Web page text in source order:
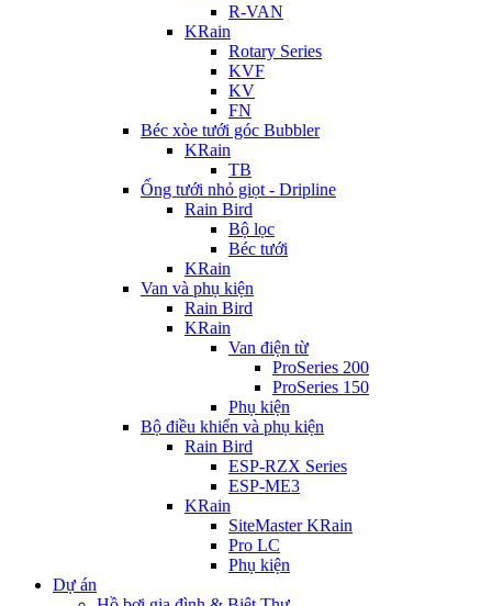
R-VAN
KRain
Rotary Series
KVF
KV
FN
Béc xòe tưới góc Bubbler
KRain
TB
Ống tưới nhỏ giọt - Dripline
Rain Bird
Bộ lọc
Béc tưới
KRain
Van và phụ kiện
Rain Bird
KRain
Van điện từ
ProSeries 200
ProSeries 150
Phụ kiện
Bộ điều khiển và phụ kiện
Rain Bird
ESP-RZX Series
ESP-ME3
KRain
SiteMaster KRain
Pro LC
Phụ kiện
Dự án